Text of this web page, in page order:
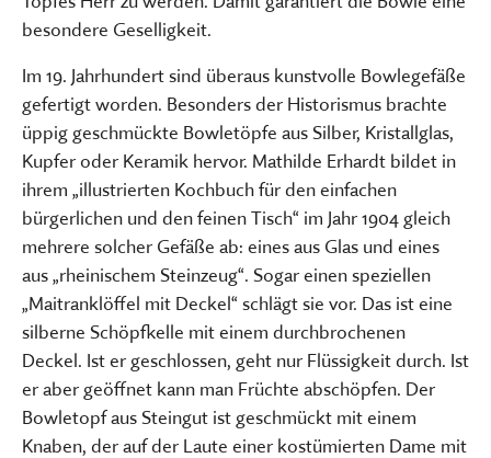
besondere Geselligkeit.
Im 19. Jahrhundert sind überaus kunstvolle Bowlegefäße
gefertigt worden. Besonders der Historismus brachte
üppig geschmückte Bowletöpfe aus Silber, Kristallglas,
Kupfer oder Keramik hervor. Mathilde Erhardt bildet in
ihrem „illustrierten Kochbuch für den einfachen
bürgerlichen und den feinen Tisch“ im Jahr 1904 gleich
mehrere solcher Gefäße ab: eines aus Glas und eines
aus „rheinischem Steinzeug“. Sogar einen speziellen
„Maitranklöffel mit Deckel“ schlägt sie vor. Das ist eine
silberne Schöpfkelle mit einem durchbrochenen
Deckel. Ist er geschlossen, geht nur Flüssigkeit durch. Ist
er aber geöffnet kann man Früchte abschöpfen. Der
Bowletopf aus Steingut ist geschmückt mit einem
Knaben, der auf der Laute einer kostümierten Dame mit